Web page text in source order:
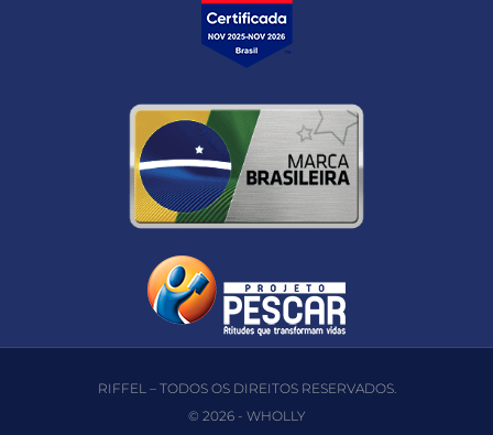
RIFFEL – TODOS OS DIREITOS RESERVADOS.
© 2026 - WHOLLY